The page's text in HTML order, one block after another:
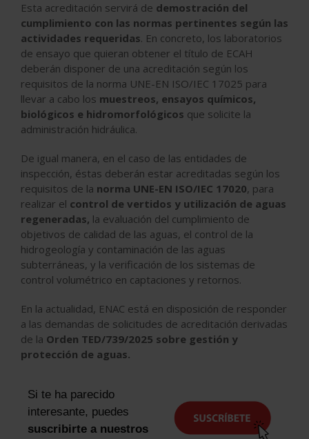
Esta acreditación servirá de demostración del
cumplimiento con las normas pertinentes según las
actividades requeridas. En concreto, los laboratorios
de ensayo que quieran obtener el título de ECAH
deberán disponer de una acreditación según los
requisitos de la norma UNE-EN ISO/IEC 17025 para
llevar a cabo los muestreos, ensayos químicos,
biológicos e hidromorfológicos que solicite la
administración hidráulica.
De igual manera, en el caso de las entidades de
inspección, éstas deberán estar acreditadas según los
requisitos de la norma UNE-EN ISO/IEC 17020, para
realizar el control de vertidos y utilización de aguas
regeneradas, la evaluación del cumplimiento de
objetivos de calidad de las aguas, el control de la
hidrogeología y contaminación de las aguas
subterráneas, y la verificación de los sistemas de
control volumétrico en captaciones y retornos.
En la actualidad, ENAC está en disposición de responder
a las demandas de solicitudes de acreditación derivadas
de la Orden TED/739/2025 sobre gestión y
protección de aguas.
Si te ha parecido
interesante, puedes
suscribirte a nuestros